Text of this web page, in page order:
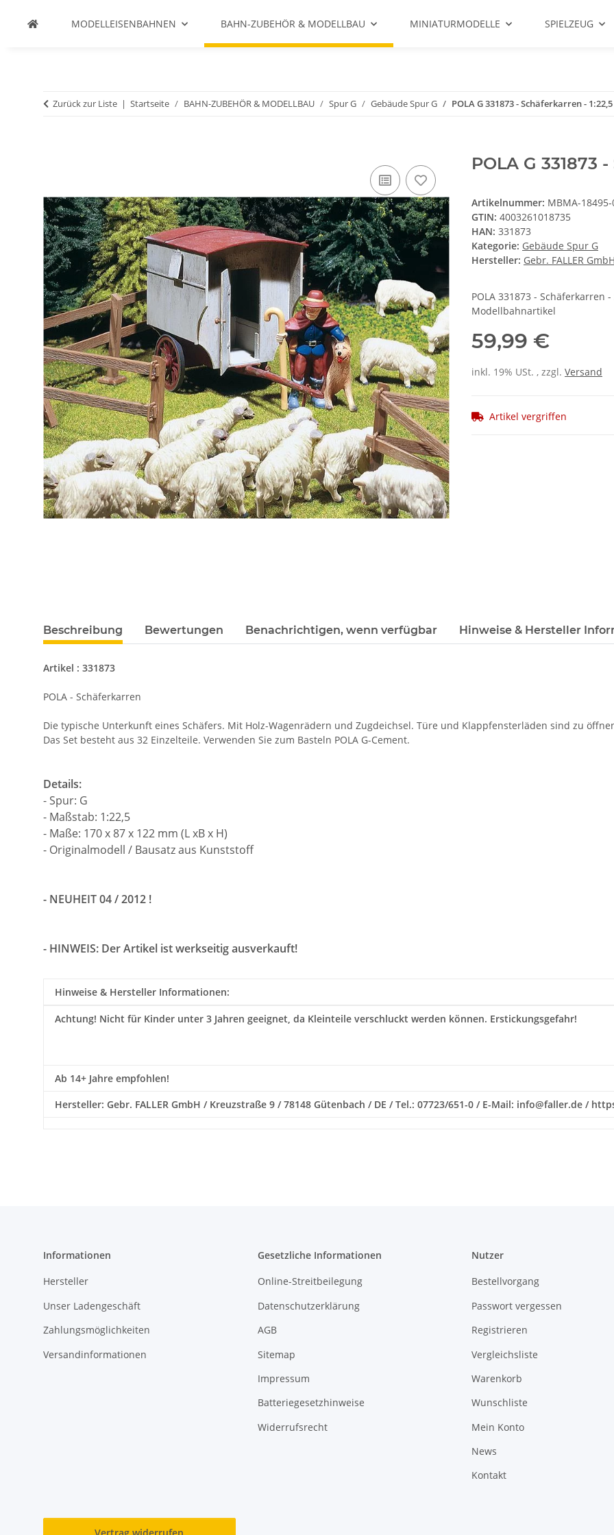
MODELLEISENBAHNEN BAHN-ZUBEHÖR & MODELLBAU MINIATURMODELLE SPIELZEUG
Zurück zur Liste Startseite BAHN-ZUBEHÖR & MODELLBAU Spur G Gebäude Spur G POLA G 331873 - Schäferkarren - 1:22,5
POLA G 331873
Artikelnummer: MBMA-
GTIN: 4003261018735
HAN: 331873
Kategorie: Gebäude Spur G
Hersteller: Gebr. FALLER GmbH
POLA 331873 - Schäferkarren
Modellbahnartikel
59,99 €
inkl. 19% USt. , zzgl. Versand
Artikel vergriffen
Beschreibung Bewertungen Benachrichtigen, wenn verfügbar Hinweise & Hersteller
Artikel : 331873
POLA - Schäferkarren
Die typische Unterkunft eines Schäfers. Mit Holz-Wagenrädern und Zugdeichsel. Türe und Klappfensterläden sind zu
Das Set besteht aus 32 Einzelteile. Verwenden Sie zum Basteln POLA G-Cement.
Details:
- Spur: G
- Maßstab: 1:22,5
- Maße: 170 x 87 x 122 mm (L xB x H)
- Originalmodell / Bausatz aus Kunststoff
- NEUHEIT 04 / 2012 !
- HINWEIS: Der Artikel ist werkseitig ausverkauft!
Hinweise & Hersteller Informationen:
Achtung! Nicht für Kinder unter 3 Jahren geeignet, da Kleinteile verschluckt werden können. Erstickungsgefahr!
Ab 14+ Jahre empfohlen!
Hersteller: Gebr. FALLER GmbH / Kreuzstraße 9 / 78148 Gütenbach / DE / Tel.: 07723/651-0 / E-Mail: info@faller.de /
Informationen
Hersteller
Unser Ladengeschäft
Zahlungsmöglichkeiten
Versandinformationen
Gesetzliche Informationen
Online-Streitbeilegung
Datenschutzerklärung
AGB
Sitemap
Impressum
Batteriegesetzhinweise
Widerrufsrecht
Nutzer
Bestellvorgang
Passwort vergessen
Registrieren
Vergleichsliste
Warenkorb
Wunschliste
Mein Konto
News
Kontakt
Vertrag widerrufen